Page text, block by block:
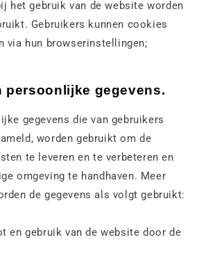
het gebruik van de website worden
Gebruikers kunnen cookies
via hun browserinstellingen;
persoonlijke gegevens.
gegevens die van gebruikers
worden gebruikt om de
te leveren en te verbeteren en
omgeving te handhaven. Meer
de gegevens als volgt gebruikt:
en gebruik van de website door de